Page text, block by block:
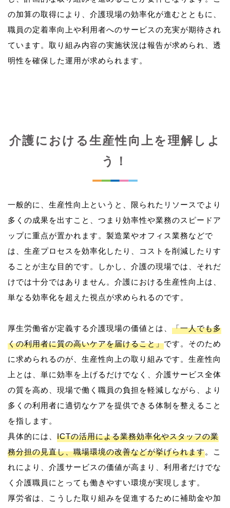
の加算の取得により、介護現場の効率化が進むとともに、
職員の定着率向上や利用者へのサービスの充実が期待され
ています。取り組み内容の実施状況は報告が求められ、透
介護における生産性向上を理解しよ
う！
一般的に、生産性向上というと、限られたリソースでより
多くの成果を出すこと、つまり効率性や業務のスピードア
ップに重点が置かれます。製造業やオフィス業務などで
は、生産プロセスを効率化したり、コストを削減したりす
ることが主な目的です。しかし、介護の現場では、それだ
けでは十分ではありません。介護における生産性向上は、
単なる効率化を超えた視点が求められるのです。
厚生労働省が定義する介護現場の価値とは、 「一人でも多
くの利用者に質の高いケアを届けること」です。そのため
に求められるのが、生産性向上の取り組みです。生産性向
上とは、単に効率を上げるだけでなく、介護サービス全体
の質を高め、現場で働く職員の負担を軽減しながら、より
多くの利用者に適切なケアを提供できる体制を整えること
を指します。
具体的には、 ICTの活用による業務効率化やスタッフの業
務分担の見直し、職場環境の改善などが挙げられます。こ
れにより、介護サービスの価値が高まり、利用者だけでな
く介護職員にとっても働きやすい環境が実現します。
厚労省は、こうした取り組みを促進するために補助金や加